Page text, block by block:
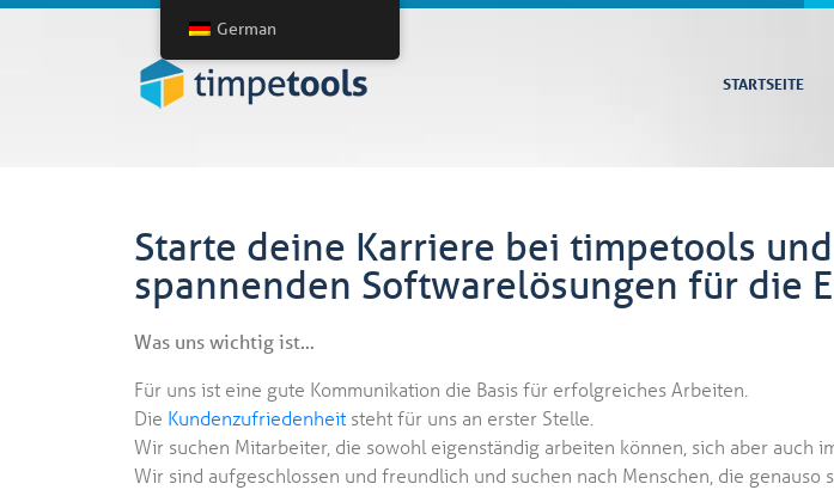
STARTSEITE
Starte deine Karriere bei timpetools
spannenden Softwarelösungen für die
Was uns wichtig ist…
Für uns ist eine gute Kommunikation die Basis für erfolgreiches Arbeiten.
Die Kundenzufriedenheit steht für uns an erster Stelle.
Wir suchen Mitarbeiter, die sowohl eigenständig arbeiten können, sich aber auch
Wir sind aufgeschlossen und freundlich und suchen nach Menschen, die genauso
German